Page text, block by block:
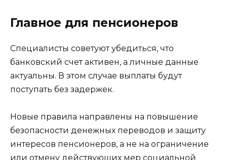
Главное для пенсионеров
Специалисты советуют убедиться, что
банковский счет активен, а личные данные
актуальны. В этом случае выплаты будут
поступать без задержек.
Новые правила направлены на повышение
безопасности денежных переводов и защиту
интересов пенсионеров, а не на ограничение
или отмену действующих мер социальной